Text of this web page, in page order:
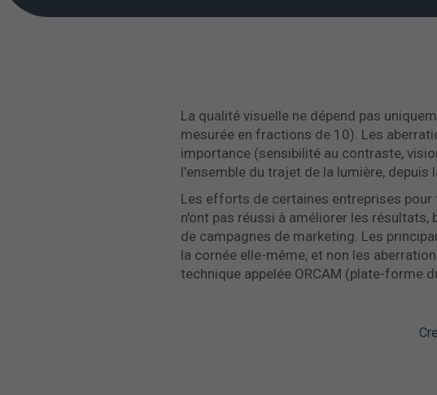
La qualité visuelle ne dépend pas
mesurée en fractions de 10). Les
importance (sensibilité au contraste,
l'ensemble du trajet de la lumière,
Les efforts de certaines entreprises
n'ont pas réussi à améliorer les
de campagnes de marketing. Les
la cornée elle-même, et non les
technique appelée ORCAM (plate-forme